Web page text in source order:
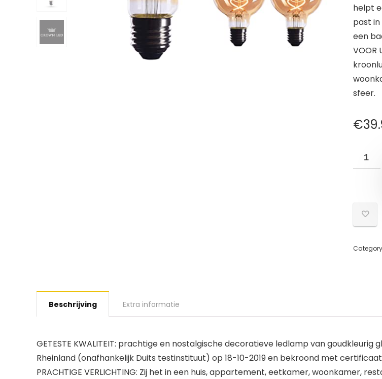
helpt
past
een
VOOR
sfeer.
€
Beschrijving Extra informatie
GETESTE KWALITEIT: prachtige en nostalgische decoratieve ledlamp van
Rheinland (onafhankelijk Duits testinstituut) op 18-10-2019 en bekroond met
PRACHTIGE VERLICHTING: Zij het in een huis, appartement, eetkamer, woonkamer,